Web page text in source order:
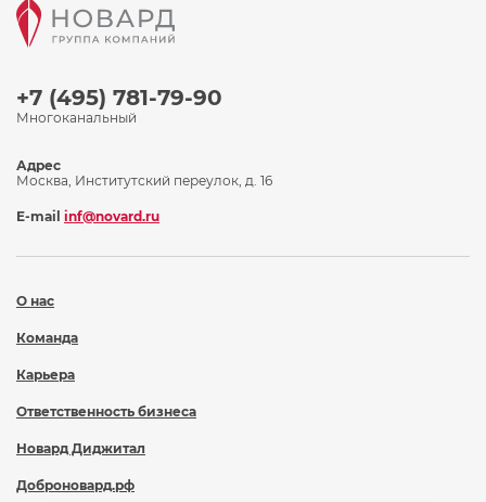
+7 (495) 781-79-90
Многоканальный
О нас
Команда
Карьера
Ответственность бизнеса
Новард Диджитал
Доброновард.рф
Адрес
Москва, Институтский переулок, д. 16
E-mail inf@novard.ru